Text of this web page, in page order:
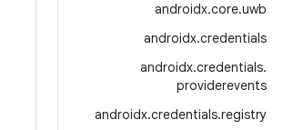
androidx.core.uwb
androidx.credentials
androidx.credentials.
providerevents
androidx.credentials.registry